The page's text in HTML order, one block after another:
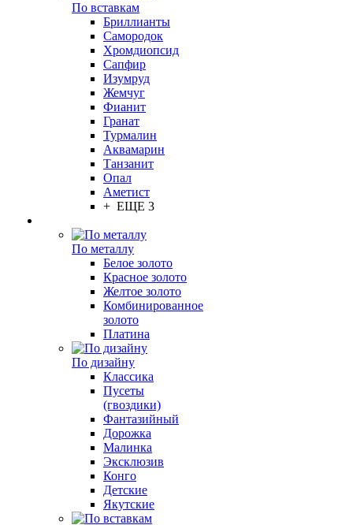
По вставкам
Бриллианты
Самородок
Хромдиопсид
Сапфир
Изумруд
Жемчуг
Фианит
Гранат
Турмалин
Аквамарин
Танзанит
Опал
Аметист
+ ЕЩЕ 3
По металлу
Белое золото
Красное золото
Желтое золото
Комбинированное
золото
Платина
По дизайну
Классика
Пусеты
(гвоздики)
Фантазийный
Дорожка
Малинка
Эксклюзив
Конго
Детские
Якутские